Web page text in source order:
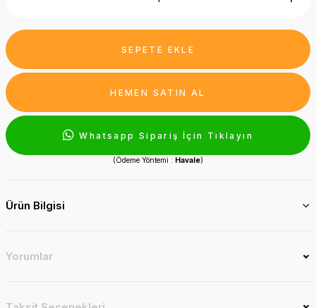
SEPETE EKLE
HEMEN SATIN AL
Whatsapp Sipariş İçin Tıklayın
(Ödeme Yöntemi : Havale)
Ürün Bilgisi
Yorumlar